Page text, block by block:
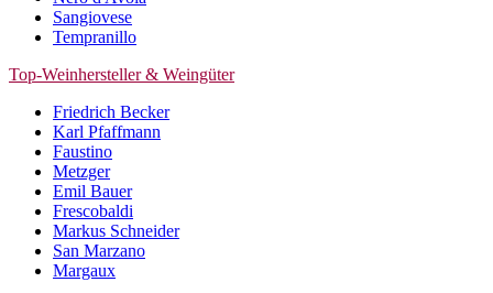
Sangiovese
Tempranillo
Top-Weinhersteller & Weingüter
Friedrich Becker
Karl Pfaffmann
Faustino
Metzger
Emil Bauer
Frescobaldi
Markus Schneider
San Marzano
Margaux